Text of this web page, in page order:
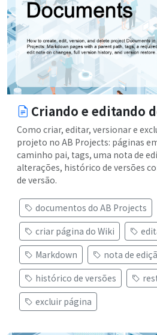
Criando e editando
Como criar, editar, versionar e
projeto no AB Projects: páginas
caminho pai, tags, uma nota de
alterações, histórico de versões
de versão.
documentos do AB Projects
criar página do Wiki
Markdown
nota de
histórico de versões
excluir página